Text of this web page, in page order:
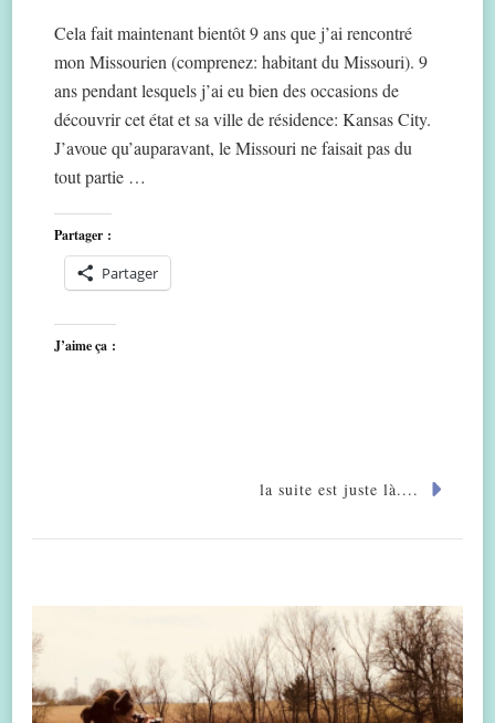
Cela fait maintenant bientôt 9 ans que j’ai rencontré
mon Missourien (comprenez: habitant du Missouri). 9
ans pendant lesquels j’ai eu bien des occasions de
découvrir cet état et sa ville de résidence: Kansas City.
J’avoue qu’auparavant, le Missouri ne faisait pas du
tout partie …
Partager :
Partager
J’aime ça :
la suite est juste là....